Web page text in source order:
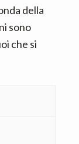
della
sono
che si